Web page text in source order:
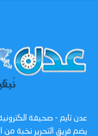
يضم فريق التحرير نخبة